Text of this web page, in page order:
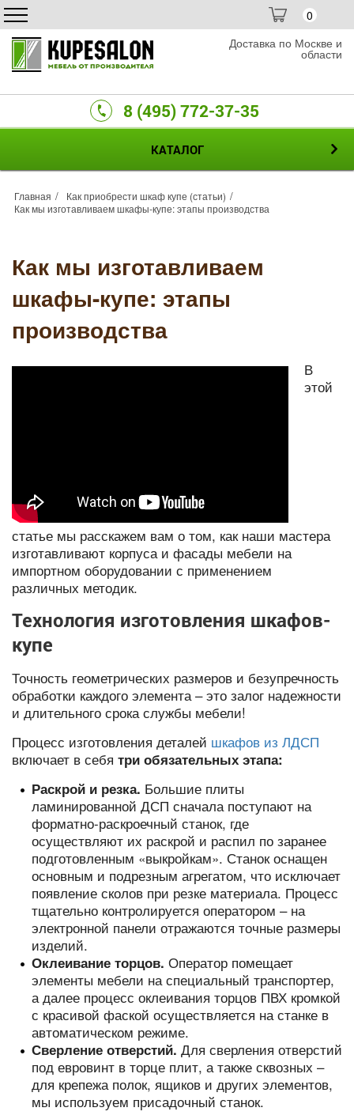
0
Доставка по Москве и
области
8 (495) 772-37-35
КАТАЛОГ
Главная
Как приобрести шкаф купе (статьи)
Как мы изготавливаем шкафы-купе: этапы производства
Как мы изготавливаем
шкафы-купе: этапы
производства
В
этой
статье мы расскажем вам о том, как наши мастера
изготавливают корпуса и фасады мебели на
импортном оборудовании с применением
различных методик.
Технология изготовления шкафов-
купе
Точность геометрических размеров и безупречность
обработки каждого элемента – это залог надежности
и длительного срока службы мебели!
Процесс изготовления деталей шкафов из ЛДСП
включает в себя три обязательных этапа:
Раскрой и резка. Большие плиты
ламинированной ДСП сначала поступают на
форматно-раскроечный станок, где
осуществляют их раскрой и распил по заранее
подготовленным «выкройкам». Станок оснащен
основным и подрезным агрегатом, что исключает
появление сколов при резке материала. Процесс
тщательно контролируется оператором – на
электронной панели отражаются точные размеры
изделий.
Оклеивание торцов. Оператор помещает
элементы мебели на специальный транспортер,
а далее процесс оклеивания торцов ПВХ кромкой
с красивой фаской осуществляется на станке в
автоматическом режиме.
Сверление отверстий. Для сверления отверстий
под евровинт в торце плит, а также сквозных –
для крепежа полок, ящиков и других элементов,
мы используем присадочный станок.